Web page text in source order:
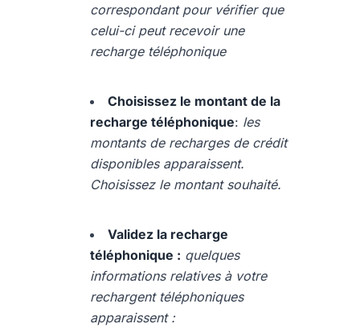
correspondant pour vérifier que
celui-ci peut recevoir une
recharge téléphonique
Choisissez le montant de la
recharge téléphonique: les
montants de recharges de crédit
disponibles apparaissent.
Choisissez le montant souhaité.
Validez la recharge
téléphonique : quelques
informations relatives à votre
rechargent téléphoniques
apparaissent :